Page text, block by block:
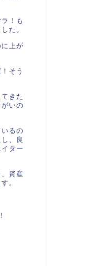
！も
た。
上が
そう
きた
いの
るの
、良
ター
資産
。